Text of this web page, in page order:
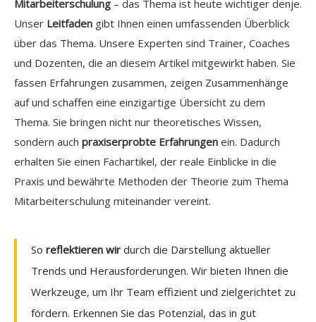
Mitarbeiterschulung – das Thema ist heute wichtiger denje.
Unser Leitfaden gibt Ihnen einen umfassenden Überblick
über das Thema. Unsere Experten sind Trainer, Coaches
und Dozenten, die an diesem Artikel mitgewirkt haben. Sie
fassen Erfahrungen zusammen, zeigen Zusammenhänge
auf und schaffen eine einzigartige Übersicht zu dem
Thema. Sie bringen nicht nur theoretisches Wissen,
sondern auch praxiserprobte Erfahrungen ein. Dadurch
erhalten Sie einen Fachartikel, der reale Einblicke in die
Praxis und bewährte Methoden der Theorie zum Thema
Mitarbeiterschulung miteinander vereint.
So reflektieren wir durch die Darstellung aktueller
Trends und Herausforderungen. Wir bieten Ihnen die
Werkzeuge, um Ihr Team effizient und zielgerichtet zu
fördern. Erkennen Sie das Potenzial, das in gut